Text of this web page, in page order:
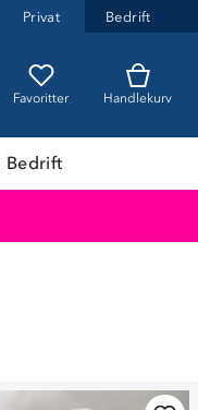
Privat Bedrift
Favoritter Handlekurv
Bedrift